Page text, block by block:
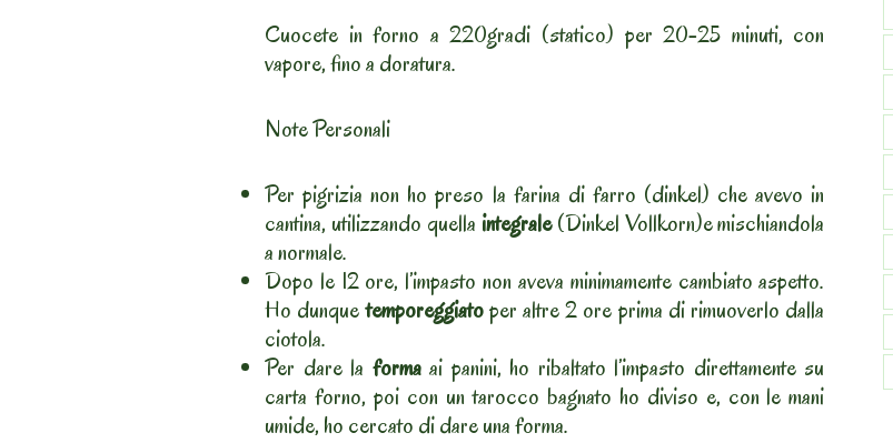
Cuocete in forno a 220gradi (statico) per 20-25 minuti, con
vapore, fino a doratura.
Note Personali
Per pigrizia non ho preso la farina di farro (dinkel) che avevo in
cantina, utilizzando quella integrale(Dinkel Vollkorn)e mischiandola
a normale.
Dopo le 12 ore, l’impasto non aveva minimamente cambiato aspetto.
Ho dunquetemporeggiatoper altre 2 ore prima di rimuoverlo dalla
ciotola.
Per dare la formaai panini, ho ribaltato l’impasto direttamente su
carta forno, poi con un tarocco bagnato ho diviso e, con le mani
umide, ho cercato di dare una forma.